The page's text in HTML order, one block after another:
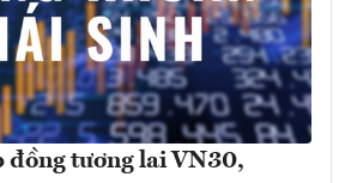
đồng tương lai VN30,